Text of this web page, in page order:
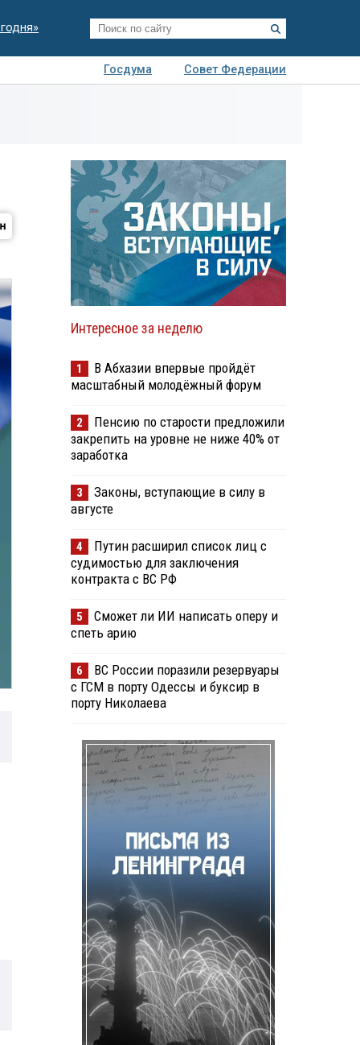
Госдума
Совет Федерации
Интересное за неделю
1
В Абхазии впервые пройдёт
масштабный молодёжный форум
2
Пенсию по старости предложили
закрепить на уровне не ниже 40% от
заработка
3
Законы, вступающие в силу в
августе
4
Путин расширил список лиц с
судимостью для заключения
контракта с ВС РФ
5
Сможет ли ИИ написать оперу и
спеть арию
6
ВС России поразили резервуары
с ГСМ в порту Одессы и буксир в
порту Николаева